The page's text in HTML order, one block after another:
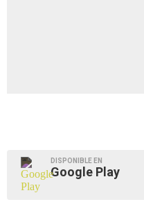
DISPONIBLE EN
Google Play